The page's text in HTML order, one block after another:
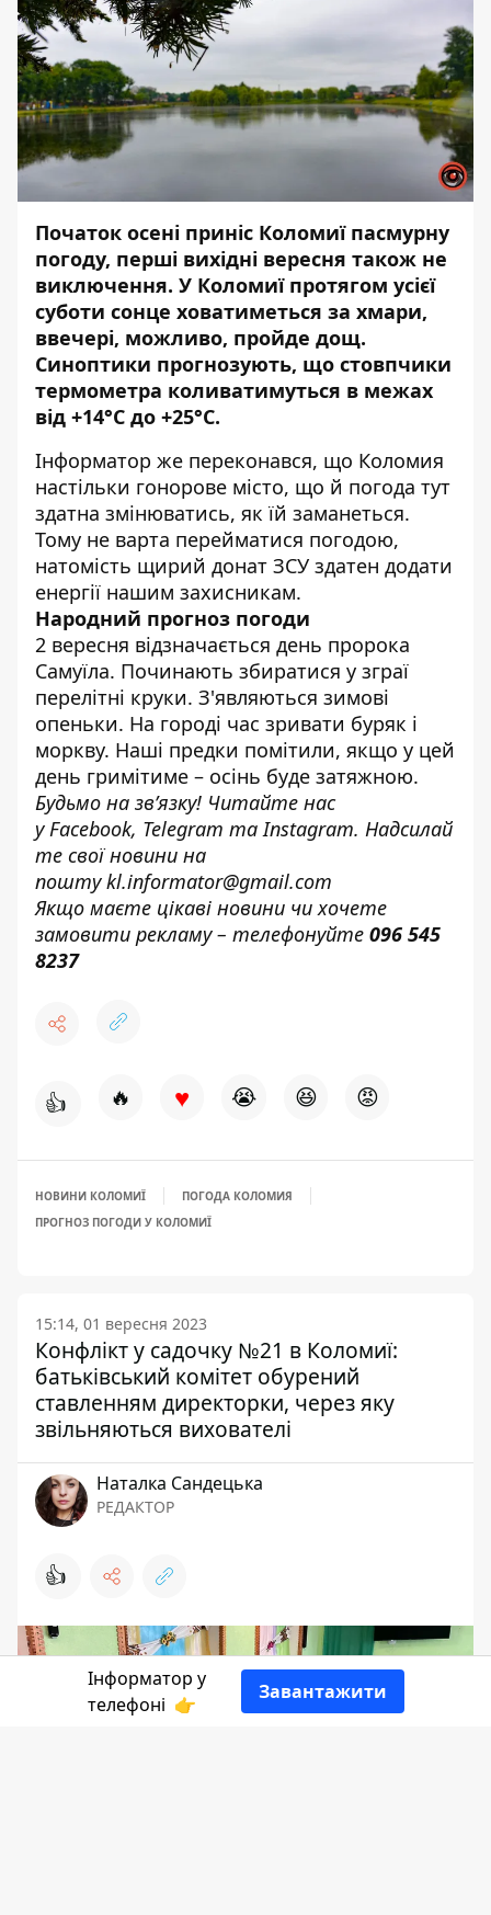
Початок осені приніс Коломиї пасмурну
погоду, перші вихідні вересня також не
виключення. У Коломиї протягом усієї
суботи сонце ховатиметься за хмари,
ввечері, можливо, пройде дощ.
Синоптики прогнозують, що стовпчики
термометра коливатимуться в межах
від +14°С до +25°С.
Інформатор же переконався, що Коломия
настільки гонорове місто, що й погода тут
здатна змінюватись, як їй заманеться.
Тому не варта перейматися погодою,
натомість щирий донат ЗСУ здатен додати
енергії нашим захисникам.
Народний прогноз погоди
2 вересня відзначається день пророка
Самуїла. Починають збиратися у зграї
перелітні круки. З'являються зимові
опеньки. На городі час зривати буряк і
моркву. Наші предки помітили, якщо у цей
день гримітиме – осінь буде затяжною.
Будьмо на зв’язку! Читайте нас
уFacebook, Telegram таInstagram. Надсилай
те свої новини на
поштуkl.informator@gmail.com
Якщо маєте цікаві новини чи хочете
замовити рекламу – телефонуйте 096 545
8237
👍 🔥 ♥ 😭 😆 😡
НОВИНИ КОЛОМИЇ
ПОГОДА КОЛОМИЯ
ПРОГНОЗ ПОГОДИ У КОЛОМИЇ
15:14, 01 вересня 2023
Конфлікт у садочку №21 в Коломиї:
батьківський комітет обурений
ставленням директорки, через яку
звільняються вихователі
Наталка Сандецька
РЕДАКТОР
👍
Інформатор у
телефоні 👉
Завантажити